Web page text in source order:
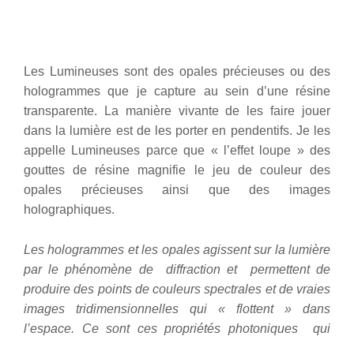
Les Lumineuses sont des opales précieuses ou des
hologrammes que je capture au sein d’une résine
transparente. La manière vivante de les faire jouer
dans la lumière est de les porter en pendentifs. Je les
appelle Lumineuses parce que « l’effet loupe » des
gouttes de résine magnifie le jeu de couleur des
opales précieuses ainsi que des images
holographiques.
Les hologrammes et les opales agissent sur la lumière
par le phénomène de diffraction et permettent de
produire des points de couleurs spectrales et de vraies
images tridimensionnelles qui « flottent » dans
l’espace. Ce sont ces propriétés photoniques qui